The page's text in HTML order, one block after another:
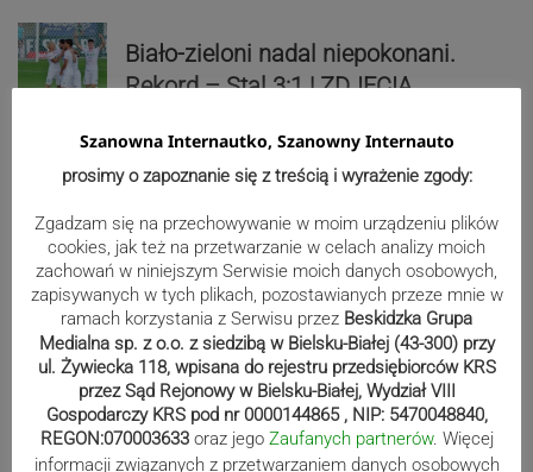
Biało-zieloni nadal niepokonani.
Rekord – Stal 3:1 | ZDJĘCIA
ZDJĘCIA
Reklama
Szanowna Internautko, Szanowny Internauto
prosimy o zapoznanie się z treścią i wyrażenie zgody:
Zgadzam się na przechowywanie w moim urządzeniu plików
cookies, jak też na przetwarzanie w celach analizy moich
zachowań w niniejszym Serwisie moich danych osobowych,
zapisywanych w tych plikach, pozostawianych przeze mnie w
ramach korzystania z Serwisu przez Beskidzka Grupa
Medialna sp. z o.o. z siedzibą w Bielsku-Białej (43-300) przy
ul. Żywiecka 118, wpisana do rejestru przedsiębiorców KRS
przez Sąd Rejonowy w Bielsku-Białej, Wydział VIII
Gospodarczy KRS pod nr 0000144865 , NIP: 5470048840,
REGON:070003633 oraz jego Zaufanych partnerów. Więcej
informacji związanych z przetwarzaniem danych osobowych